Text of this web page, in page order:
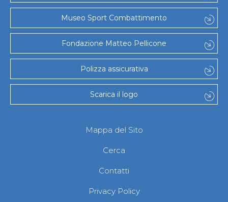
Museo Sport Combattimento
Fondazione Matteo Pellicone
Polizza assicurativa
Scarica il logo
Mappa del Sito
Cerca
Contatti
Privacy Policy